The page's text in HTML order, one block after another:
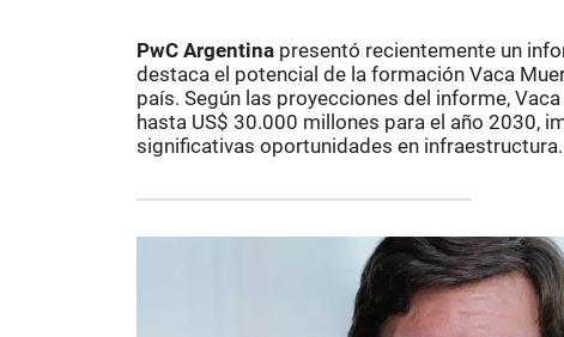
PwC Argentina presentó recientemente un
destaca el potencial de la formación Vaca
país. Según las proyecciones del informe,
hasta US$ 30.000 millones para el año 2030,
significativas oportunidades en infraestructura.